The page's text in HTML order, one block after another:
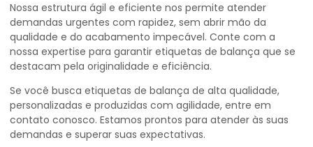
Nossa estrutura ágil e eficiente nos permite atender
demandas urgentes com rapidez, sem abrir mão da
qualidade e do acabamento impecável. Conte com a
nossa expertise para garantir etiquetas de balança que se
destacam pela originalidade e eficiência.
Se você busca etiquetas de balança de alta qualidade,
personalizadas e produzidas com agilidade, entre em
contato conosco. Estamos prontos para atender às suas
demandas e superar suas expectativas.